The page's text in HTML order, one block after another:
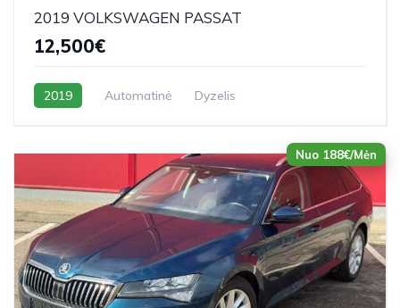
2019 VOLKSWAGEN PASSAT
12,500€
2019 Automatinė Dyzelis
Nuo 188€/Mėn